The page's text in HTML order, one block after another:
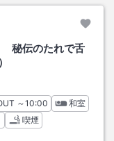
秘伝のたれで舌
チェックアウト
～10:00
和室
喫煙